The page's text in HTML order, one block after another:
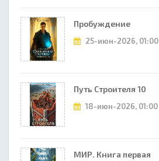
Пробуждение
25-июн-2026, 01:00
Путь Строителя 10
18-июн-2026, 01:00
МИР. Книга первая